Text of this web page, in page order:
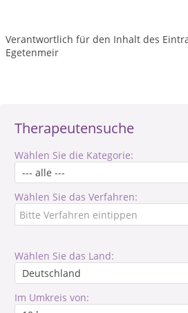
Therapeutensuche
Wählen Sie die Kategorie:
Wählen Sie das Verfahren:
Wählen Sie das Land:
Im Umkreis von:
Verantwortlich für den Inhalt des
Egetenmeir